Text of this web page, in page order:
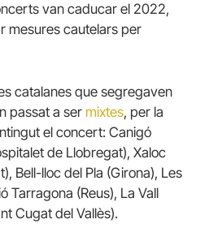
van caducar el 2022,
mesures cautelars per
catalanes que segregaven
passat a ser mixtes, per la
el concert: Canigó
de Llobregat), Xaloc
Bell-lloc del Pla (Girona), Les
Tarragona (Reus), La Vall
Cugat del Vallès).